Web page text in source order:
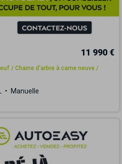
11 990 €
/ Chaine d'arbre à came neuve /
Manuelle